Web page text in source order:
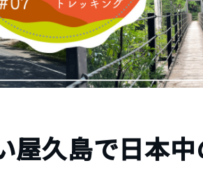
屋久島で日本